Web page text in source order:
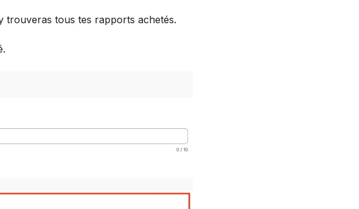
trouveras tous tes rapports achetés.